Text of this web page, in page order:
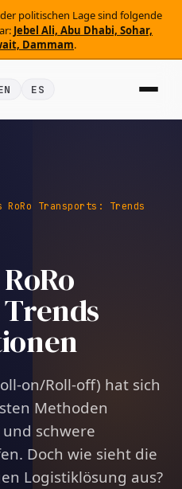
politischen Lage sind folgende
Jebel Ali, Abu Dhabi, Sohar,
Dammam.
ES
RoRo Transports: Trends
on/Roll-off) hat sich
Methoden
schwere
Doch wie sieht die
Logistiklösung aus?